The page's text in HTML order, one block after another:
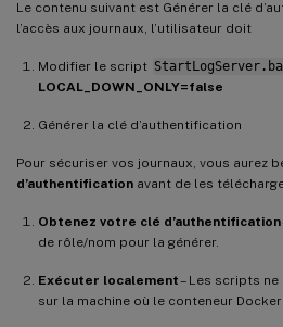
Le contenu suivant est Générer la clé
l’accès aux journaux, l’utilisateur doit
Modifier le script
LOCAL_DOWN_ONLY=false
Générer la clé d’authentification
Pour sécuriser vos journaux, vous aurez
d’authentification avant de les
Obtenez votre clé d’authentification
de rôle/nom pour la générer.
Exécuter localement– Les scripts
sur la machine où le conteneur